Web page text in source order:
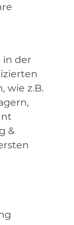
in der
wie z.B.
&